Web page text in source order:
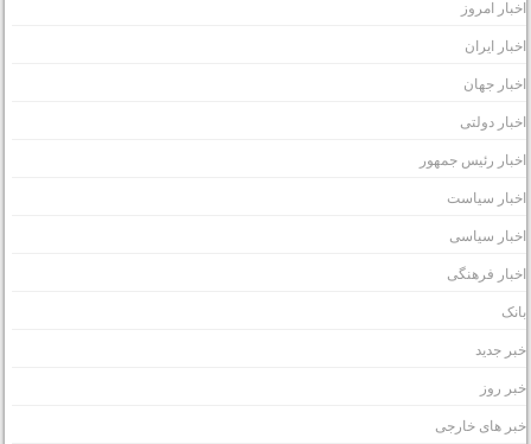
امروز
ایران
جهان
دولتی
رئیس جمهور
سیاست
سیاسی
فرهنگی
جدید
روز
های خارجی